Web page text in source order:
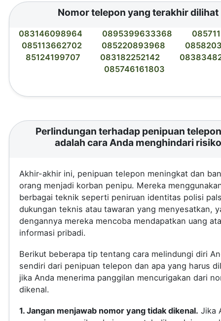
Nomor telepon yang terakhir dilihat
083146098964 0895399633368
085113662702
085220893968
85124199707
083182252142
085746161803
Perlindungan terhadap penipuan
adalah cara Anda menghindari risiko
Akhir-akhir ini, penipuan telepon meningkat dan
orang menjadi korban penipu. Mereka
berbagai teknik seperti peniruan identitas polisi
dukungan teknis atau tawaran yang menyesatkan,
dengannya mereka mencoba mendapatkan uang
informasi pribadi.
Berikut beberapa tip tentang cara melindungi diri
sendiri dari penipuan telepon dan apa yang harus
jika Anda menerima panggilan mencurigakan dari
dikenal.
1. Jangan menjawab nomor yang tidak dikenal. Jika